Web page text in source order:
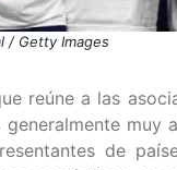
/ Getty Images
reúne a las
muy
de